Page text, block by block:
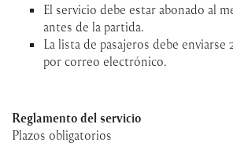
El servicio debe estar abonado al
antes de la partida.
La lista de pasajeros debe enviarse
por correo electrónico.
Reglamento del servicio
Plazos obligatorios